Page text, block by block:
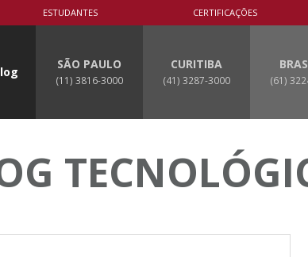
ESTUDANTES CERTIFICAÇÕES
SÃO PAULO
(11) 3816-3000
CURITIBA
(41) 3287-3000 (61)